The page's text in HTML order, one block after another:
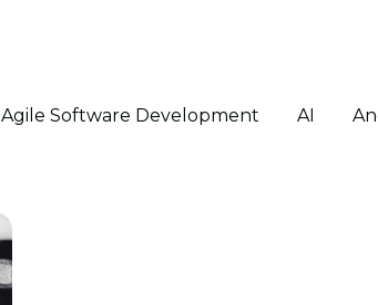
Agile Software Development AI